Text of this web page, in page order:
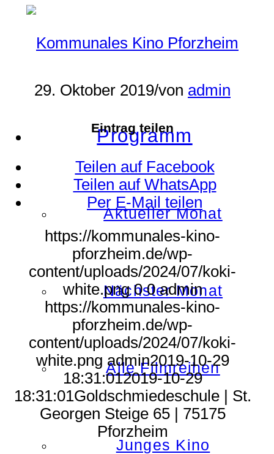
Programm
Aktueller Monat
Nächster Monat
Alle Filmreihen
Junges Kino
29. Oktober 2019/von admin
Eintrag teilen
Teilen auf Facebook
Teilen auf WhatsApp
Per E-Mail teilen
https://kommunales-kino-
pforzheim.de/wp-
content/uploads/2024/07/koki-
white.png 0 0 admin
https://kommunales-kino-
pforzheim.de/wp-
content/uploads/2024/07/koki-
white.png admin2019-10-29
18:31:012019-10-29
18:31:01 Goldschmiedeschule | St.
Georgen Steige 65 | 75175
Pforzheim